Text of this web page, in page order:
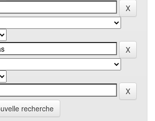
recherche